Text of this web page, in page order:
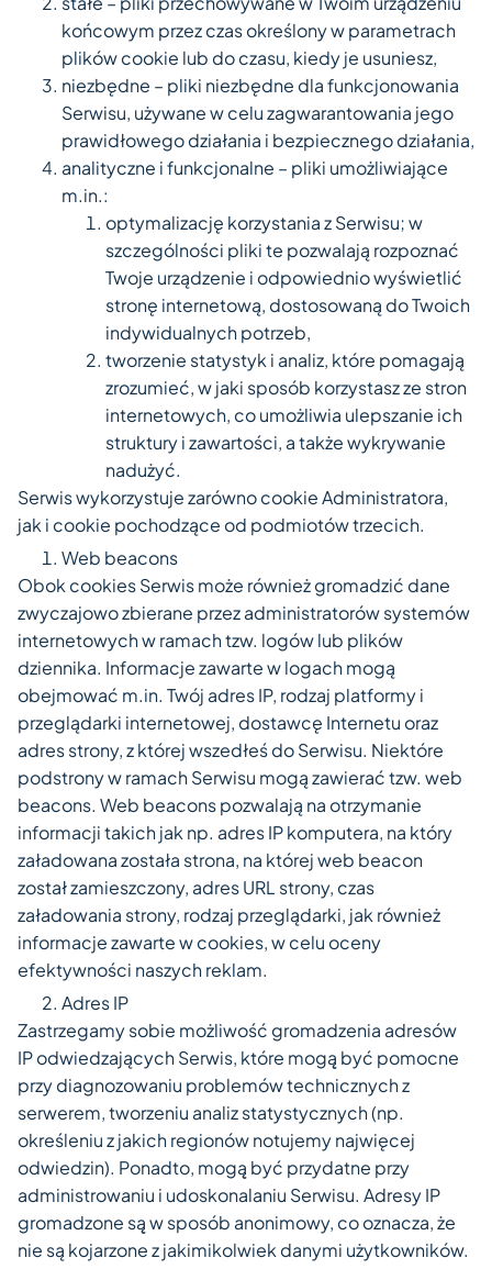
końcowym przez czas określony w parametrach
plików cookie lub do czasu, kiedy je usuniesz,
niezbędne – pliki niezbędne dla funkcjonowania
Serwisu, używane w celu zagwarantowania jego
prawidłowego działania i bezpiecznego działania,
analityczne i funkcjonalne – pliki umożliwiające
m.in.:
optymalizację korzystania z Serwisu; w
szczególności pliki te pozwalają rozpoznać
Twoje urządzenie i odpowiednio wyświetlić
stronę internetową, dostosowaną do Twoich
indywidualnych potrzeb,
tworzenie statystyk i analiz, które pomagają
zrozumieć, w jaki sposób korzystasz ze stron
internetowych, co umożliwia ulepszanie ich
struktury i zawartości, a także wykrywanie
nadużyć.
Serwis wykorzystuje zarówno cookie Administratora,
jak i cookie pochodzące od podmiotów trzecich.
Web beacons
Obok cookies Serwis może również gromadzić dane
zwyczajowo zbierane przez administratorów systemów
internetowych w ramach tzw. logów lub plików
dziennika. Informacje zawarte w logach mogą
obejmować m.in. Twój adres IP, rodzaj platformy i
przeglądarki internetowej, dostawcę Internetu oraz
adres strony, z której wszedłeś do Serwisu. Niektóre
podstrony w ramach Serwisu mogą zawierać tzw. web
beacons. Web beacons pozwalają na otrzymanie
informacji takich jak np. adres IP komputera, na który
załadowana została strona, na której web beacon
został zamieszczony, adres URL strony, czas
załadowania strony, rodzaj przeglądarki, jak również
informacje zawarte w cookies, w celu oceny
efektywności naszych reklam.
Adres IP
Zastrzegamy sobie możliwość gromadzenia adresów
IP odwiedzających Serwis, które mogą̨ być pomocne
przy diagnozowaniu problemów technicznych z
serwerem, tworzeniu analiz statystycznych (np.
określeniu z jakich regionów notujemy najwięcej
odwiedzin). Ponadto, mogą̨ być przydatne przy
administrowaniu i udoskonalaniu Serwisu. Adresy IP
gromadzone są̨ w sposób anonimowy, co oznacza, że
nie są kojarzone z jakimikolwiek danymi użytkowników.